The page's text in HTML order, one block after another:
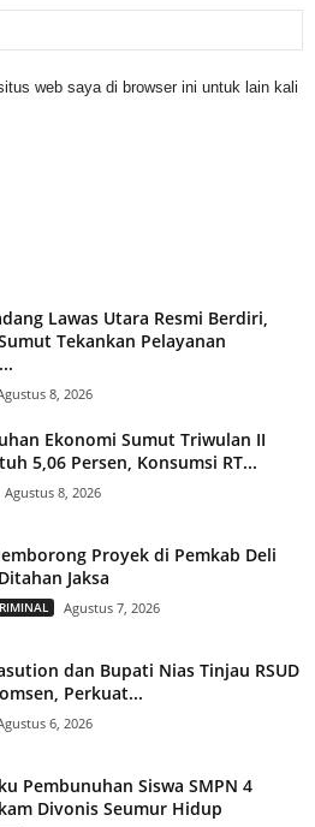
web saya di browser ini untuk lain kali
Lawas Utara Resmi Berdiri,
Tekankan Pelayanan
8, 2026
Ekonomi Sumut Triwulan II
5,06 Persen, Konsumsi RT...
Agustus 8, 2026
Proyek di Pemkab Deli
Jaksa
Agustus 7, 2026
dan Bupati Nias Tinjau RSUD
Perkuat...
6, 2026
Pembunuhan Siswa SMPN 4
Divonis Seumur Hidup